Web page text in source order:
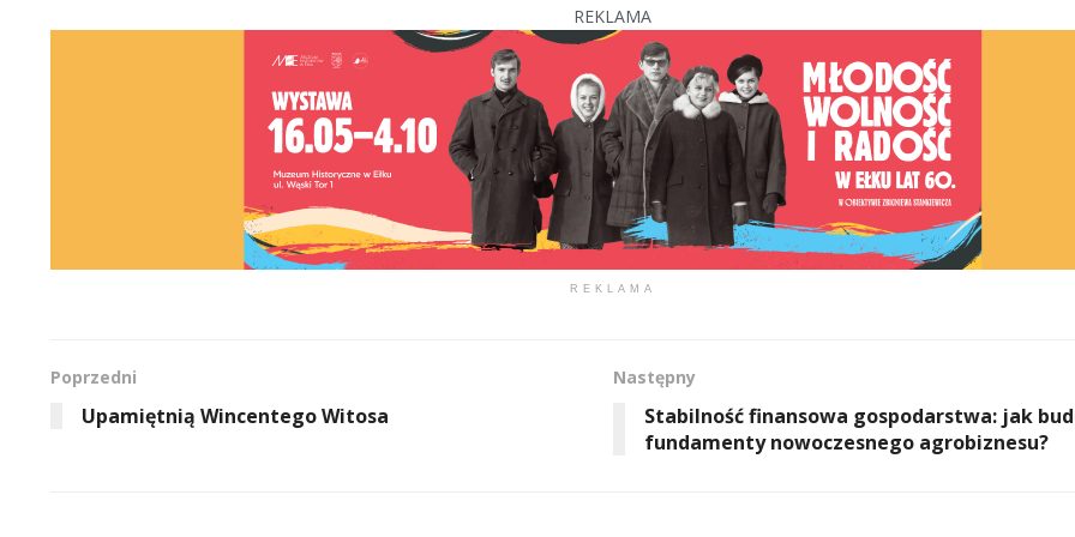
REKLAMA
REKLAMA
Poprzedni
Upamiętnią Wincentego Witosa
Następny
Stabilność finansowa gospodarstwa: jak
fundamenty nowoczesnego agrobiznesu?